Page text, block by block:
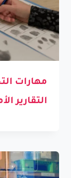
مهارات
التقارير